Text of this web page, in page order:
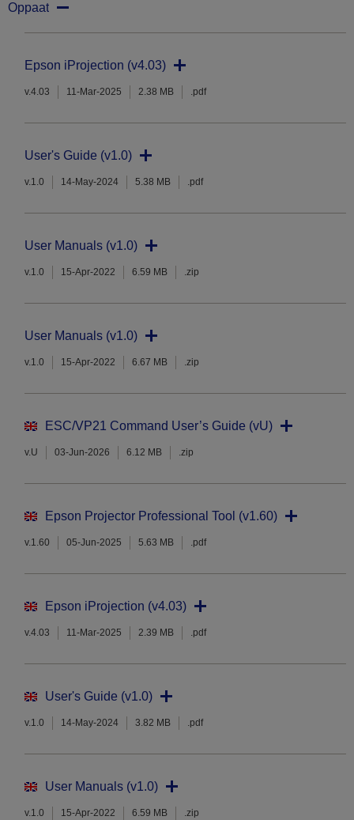
Oppaat
Epson iProjection (v4.03)
v.4.03 11-Mar-2025 2.38 MB .pdf
User's Guide (v1.0)
v.1.0 14-May-2024 5.38 MB .pdf
User Manuals (v1.0)
v.1.0 15-Apr-2022 6.59 MB .zip
User Manuals (v1.0)
v.1.0 15-Apr-2022 6.67 MB .zip
ESC/VP21 Command User’s Guide (vU)
v.U 03-Jun-2026 6.12 MB .zip
Epson Projector Professional Tool (v1.60)
v.1.60 05-Jun-2025 5.63 MB .pdf
Epson iProjection (v4.03)
v.4.03 11-Mar-2025 2.39 MB .pdf
User's Guide (v1.0)
v.1.0 14-May-2024 3.82 MB .pdf
User Manuals (v1.0)
v.1.0 15-Apr-2022 6.59 MB .zip